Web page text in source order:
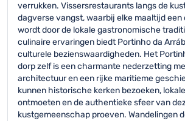
verrukken. Vissersrestaurants langs de
dagverse vangst, waarbij elke maaltijd een
wordt door de lokale gastronomische
culinaire ervaringen biedt Portinho da
culturele bezienswaardigheden. Het
dorp zelf is een charmante nederzetting
architectuur en een rijke maritieme
kunnen historische kerken bezoeken,
ontmoeten en de authentieke sfeer van
kustgemeenschap proeven. Wandelingen